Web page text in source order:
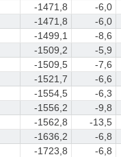
-1471,8
-6,0
-1471,8
-6,0
-1499,1
-8,6
-1509,2
-5,9
-1509,5
-7,6
-1521,7
-6,6
-1554,5
-6,3
-1556,2
-9,8
-1562,8
-13,5
-1636,2
-6,8
-1723,8
-6,8